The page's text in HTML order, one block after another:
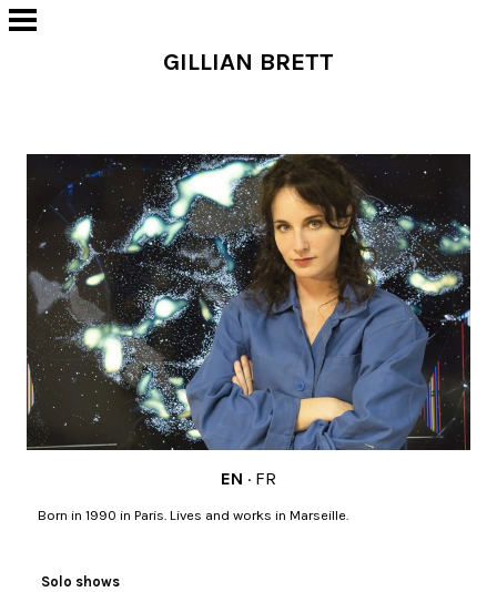
GILLIAN BRETT
EN · FR
Born in 1990 in Paris. Lives and works in Marseille.
Solo shows